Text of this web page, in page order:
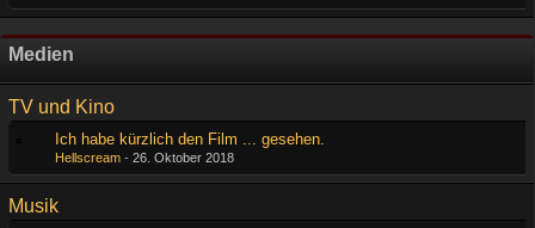
Medien
TV und Kino
Ich habe kürzlich den Film ... gesehen.
Hellscream - 26. Oktober 2018
Musik